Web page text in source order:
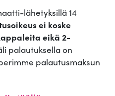
lähetyksillä 14
ei koske
eikä 2-
palautuksella on
palautusmaksun